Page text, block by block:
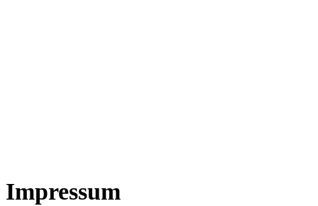
Impressum